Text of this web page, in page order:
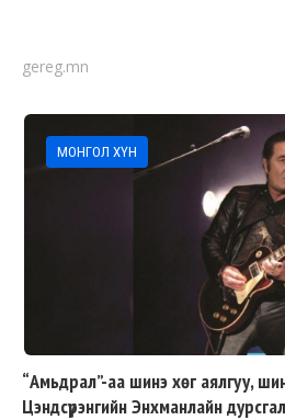
gereg.mn
МОНГОЛ ХҮН
“Амьдрал”-аа шинэ хөг аялгуу,
Цэндсүрэнгийн Энхманлайн